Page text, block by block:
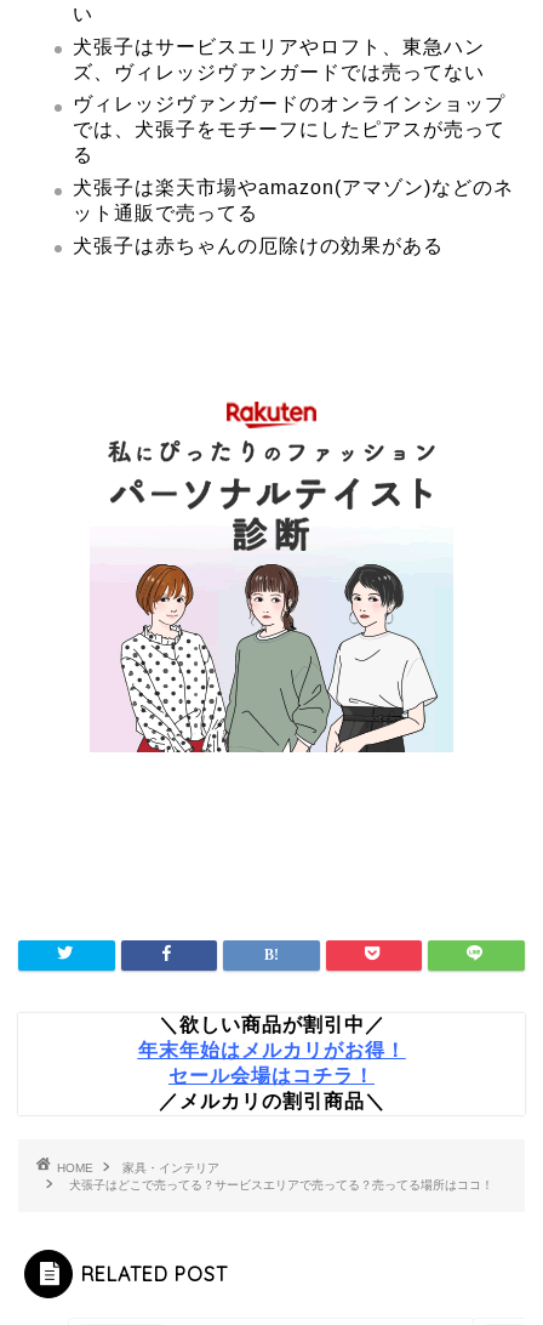
い
犬張子はサービスエリアやロフト、東急ハン
ズ、ヴィレッジヴァンガードでは売ってない
ヴィレッジヴァンガードのオンラインショップ
では、犬張子をモチーフにしたピアスが売って
る
犬張子は楽天市場やamazon(アマゾン)などのネ
ット通販で売ってる
犬張子は赤ちゃんの厄除けの効果がある
＼欲しい商品が割引中／
年末年始はメルカリがお得！
セール会場はコチラ！
／メルカリの割引商品＼
HOME
家具・インテリア
犬張子はどこで売ってる？サービスエリアで売ってる？売ってる場所はココ！
RELATED POST